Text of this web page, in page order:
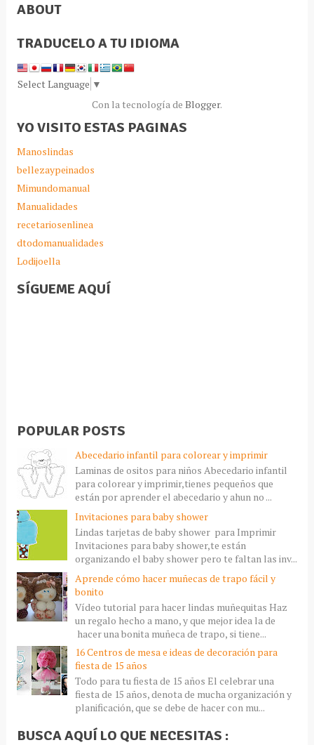
ABOUT
TRADUCELO A TU IDIOMA
Select Language ▼
Con la tecnología de Blogger.
YO VISITO ESTAS PAGINAS
Manoslindas
bellezaypeinados
Mimundomanual
Manualidades
recetariosenlinea
dtodomanualidades
Lodijoella
SÍGUEME AQUÍ
POPULAR POSTS
Abecedario infantil para colorear y imprimir
Laminas de ositos para niños Abecedario infantil
para colorear y imprimir,tienes pequeños que
están por aprender el abecedario y ahun no ...
Invitaciones para baby shower
Lindas tarjetas de baby shower para Imprimir
Invitaciones para baby shower,te están
organizando el baby shower pero te faltan las inv...
Aprende cómo hacer muñecas de trapo fácil y
bonito
Vídeo tutorial para hacer lindas muñequitas Haz
un regalo hecho a mano, y que mejor idea la de
hacer una bonita muñeca de trapo, si tiene...
16 Centros de mesa e ideas de decoración para
fiesta de 15 años
Todo para tu fiesta de 15 años El celebrar una
fiesta de 15 años, denota de mucha organización y
planificación, que se debe de hacer con mu...
BUSCA AQUÍ LO QUE NECESITAS :